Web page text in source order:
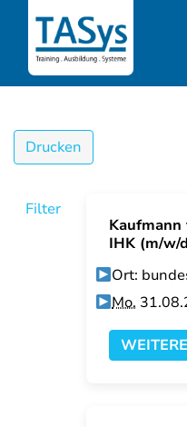
Drucken
Filter
IHK (m/w/
Ort:
Mo.